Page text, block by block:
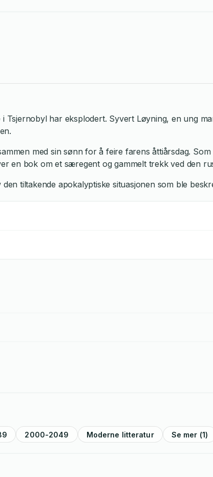
har eksplodert. Syvert Løyning, en
med sin sønn for å feire farens åttiårsdag.
en bok om et særegent og gammelt trekk ved den
tiltakende apokalyptiske situasjonen som ble
2000-2049 Moderne litteratur Se mer (1)